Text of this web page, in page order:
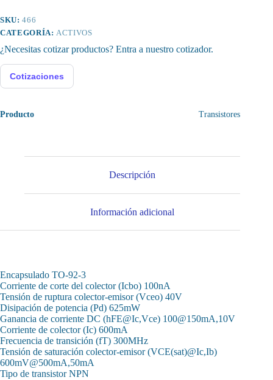
SKU:466
CATEGORÍA:ACTIVOS
¿Necesitas cotizar productos? Entra a nuestro cotizador.
Cotizaciones
Producto Transistores
Descripción
Información adicional
Encapsulado TO-92-3
Corriente de corte del colector (Icbo) 100nA
Tensión de ruptura colector-emisor (Vceo) 40V
Disipación de potencia (Pd) 625mW
Ganancia de corriente DC (hFE@Ic,Vce) 100@150mA,10V
Corriente de colector (Ic) 600mA
Frecuencia de transición (fT) 300MHz
Tensión de saturación colector-emisor (VCE(sat)@Ic,Ib)
600mV@500mA,50mA
Tipo de transistor NPN